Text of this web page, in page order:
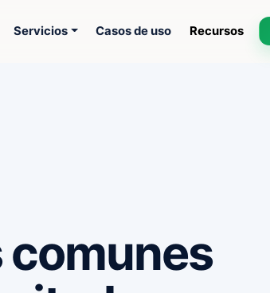
Servicios Casos de uso Recursos
comunes